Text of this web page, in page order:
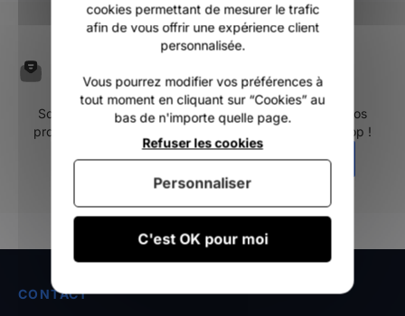
Inscrivez-vous à notre
newsletter
Soyez les premiers informés de nos nouveautés, de nos
promotions et de toute l'actualités de One Life Surfshop !
ENVOYER
CONTACT
cookies permettant de mesurer le trafic
afin de vous offrir une expérience client
personnalisée.
Vous pourrez modifier vos préférences à
tout moment en cliquant sur “Cookies” au
bas de n'importe quelle page.
C'est OK pour moi
Refuser les cookies
Personnaliser